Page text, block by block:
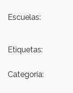
Escuelas:
Etiquetas:
Categoría: